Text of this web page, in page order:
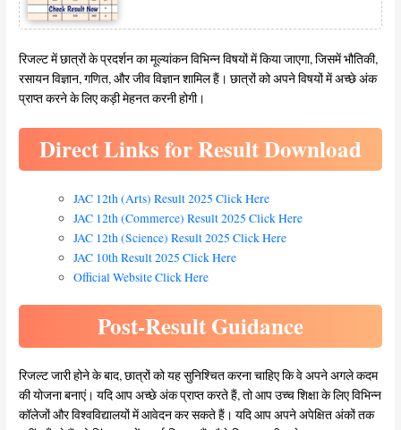
रिजल्ट में छात्रों के प्रदर्शन का मूल्यांकन विभिन्न विषयों में किया जाएगा, जिसमें भौतिकी,
रसायन विज्ञान, गणित, और जीव विज्ञान शामिल हैं। छात्रों को अपने विषयों में अच्छे अंक
प्राप्त करने के लिए कड़ी मेहनत करनी होगी।
Direct Links for Result Download
JAC 12th (Arts) Result 2025 Click Here
JAC 12th (Commerce) Result 2025 Click Here
JAC 12th (Science) Result 2025 Click Here
JAC 10th Result 2025 Click Here
Official Website Click Here
Post-Result Guidance
रिजल्ट जारी होने के बाद, छात्रों को यह सुनिश्चित करना चाहिए कि वे अपने अगले कदम
की योजना बनाएं। यदि आप अच्छे अंक प्राप्त करते हैं, तो आप उच्च शिक्षा के लिए विभिन्न
कॉलेजों और विश्वविद्यालयों में आवेदन कर सकते हैं। यदि आप अपने अपेक्षित अंकों तक